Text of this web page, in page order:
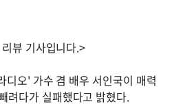
뷰 기사입니다.>
오' 가수 겸 배우 서인국이 매력
려다가 실패했다고 밝혔다.